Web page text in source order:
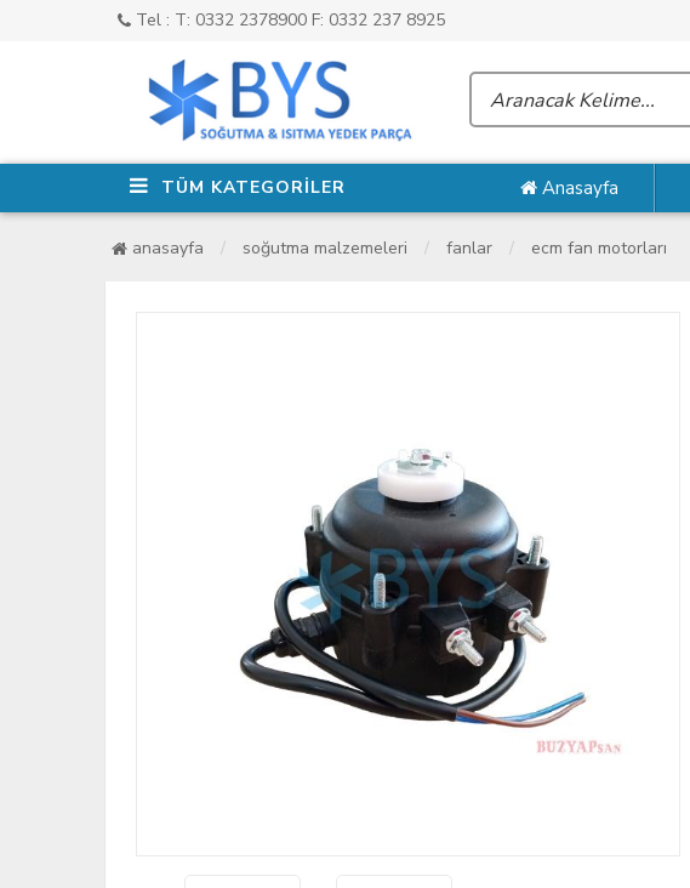
Tel : T: 0332 2378900 F: 0332 237 8925
TÜM KATEGORİLER Anasayfa
anasayfa soğutma malzemeleri fanlar ecm fan motorları